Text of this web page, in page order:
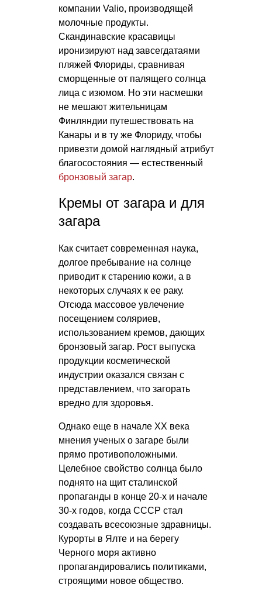
компании Valio, производящей
молочные продукты.
Скандинавские красавицы
иронизируют над завсегдатаями
пляжей Флориды, сравнивая
сморщенные от палящего солнца
лица с изюмом. Но эти насмешки
не мешают жительницам
Финляндии путешествовать на
Канары и в ту же Флориду, чтобы
привезти домой наглядный атрибут
благосостояния — естественный
бронзовый загар.
Кремы от загара и для
загара
Как считает современная наука,
долгое пребывание на солнце
приводит к старению кожи, а в
некоторых случаях к ее раку.
Отсюда массовое увлечение
посещением соляриев,
использованием кремов, дающих
бронзовый загар. Рост выпуска
продукции косметической
индустрии оказался связан с
представлением, что загорать
вредно для здоровья.
Однако еще в начале ХХ века
мнения ученых о загаре были
прямо противоположными.
Целебное свойство солнца было
поднято на щит сталинской
пропаганды в конце 20-х и начале
30-х годов, когда СССР стал
создавать всесоюзные здравницы.
Курорты в Ялте и на берегу
Черного моря активно
пропагандировались политиками,
строящими новое общество.